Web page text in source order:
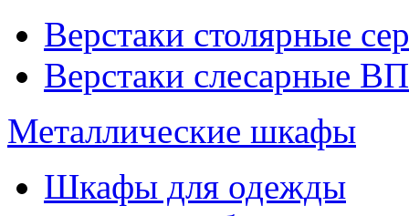
Верстаки столярные
Верстаки слесарные ВП
Металлические шкафы
Шкафы для одежды